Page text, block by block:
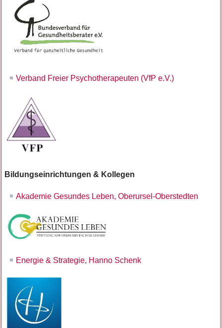
Verband Freier Psychotherapeuten (VfP e.V.)
Bildungseinrichtungen & Kollegen
Akademie Gesundes Leben, Oberursel-Oberstedten
Energie & Strategie, Hanno Schenk